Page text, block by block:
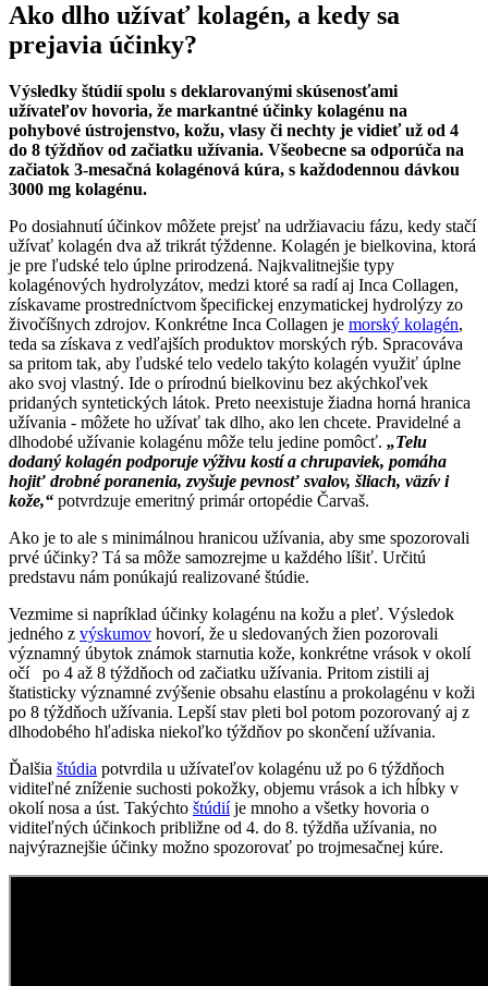
Ako dlho užívať kolagén, a kedy sa
prejavia účinky?
Výsledky štúdií spolu s deklarovanými skúsenosťami
užívateľov hovoria, že markantné účinky kolagénu na
pohybové ústrojenstvo, kožu, vlasy či nechty je vidieť už od 4
do 8 týždňov od začiatku užívania. Všeobecne sa odporúča na
začiatok 3-mesačná kolagénová kúra, s každodennou dávkou
3000 mg kolagénu.
Po dosiahnutí účinkov môžete prejsť na udržiavaciu fázu, kedy stačí
užívať kolagén dva až trikrát týždenne. Kolagén je bielkovina, ktorá
je pre ľudské telo úplne prirodzená. Najkvalitnejšie typy
kolagénových hydrolyzátov, medzi ktoré sa radí aj Inca Collagen,
získavame prostredníctvom špecifickej enzymatickej hydrolýzy zo
živočíšnych zdrojov. Konkrétne Inca Collagen je morský kolagén,
teda sa získava z vedľajších produktov morských rýb. Spracováva
sa pritom tak, aby ľudské telo vedelo takýto kolagén využiť úplne
ako svoj vlastný. Ide o prírodnú bielkovinu bez akýchkoľvek
pridaných syntetických látok. Preto neexistuje žiadna horná hranica
užívania - môžete ho užívať tak dlho, ako len chcete. Pravidelné a
dlhodobé užívanie kolagénu môže telu jedine pomôcť. „Telu
dodaný kolagén podporuje výživu kostí a chrupaviek, pomáha
hojiť drobné poranenia, zvyšuje pevnosť svalov, šliach, väzív i
kože,“ potvrdzuje emeritný primár ortopédie Čarvaš.
Ako je to ale s minimálnou hranicou užívania, aby sme spozorovali
prvé účinky? Tá sa môže samozrejme u každého líšiť. Určitú
predstavu nám ponúkajú realizované štúdie.
Vezmime si napríklad účinky kolagénu na kožu a pleť. Výsledok
jedného z výskumov hovorí, že u sledovaných žien pozorovali
významný úbytok známok starnutia kože, konkrétne vrások v okolí
očí po 4 až 8 týždňoch od začiatku užívania. Pritom zistili aj
štatisticky významné zvýšenie obsahu elastínu a prokolagénu v koži
po 8 týždňoch užívania. Lepší stav pleti bol potom pozorovaný aj z
dlhodobého hľadiska niekoľko týždňov po skončení užívania.
Ďalšia štúdia potvrdila u užívateľov kolagénu už po 6 týždňoch
viditeľné zníženie suchosti pokožky, objemu vrások a ich hĺbky v
okolí nosa a úst. Takýchto štúdiíje mnoho a všetky hovoria o
viditeľných účinkoch približne od 4. do 8. týždňa užívania, no
najvýraznejšie účinky možno spozorovať po trojmesačnej kúre.